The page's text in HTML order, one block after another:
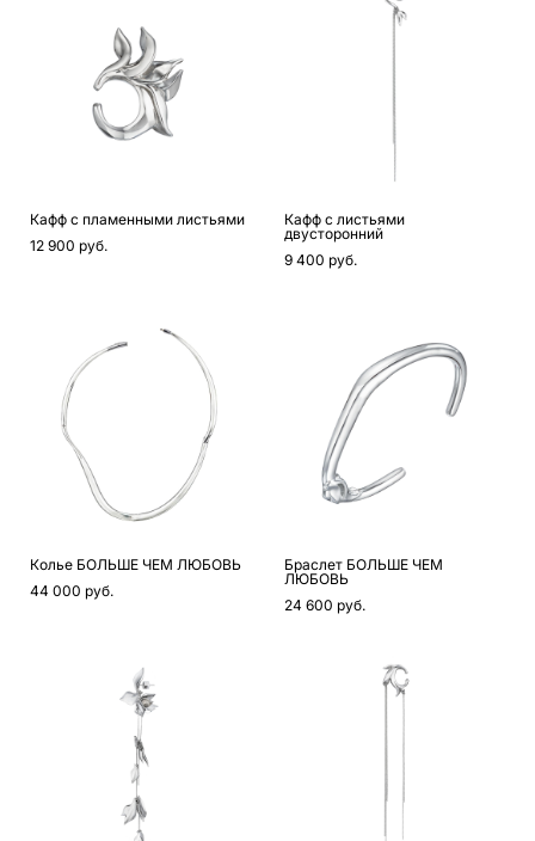
Кафф с пламенными листьями
12 900 pуб.
Кафф с листьями
двусторонний
9 400 pуб.
Колье БОЛЬШЕ ЧЕМ ЛЮБОВЬ
44 000 pуб.
Браслет БОЛЬШЕ ЧЕМ
ЛЮБОВЬ
24 600 pуб.